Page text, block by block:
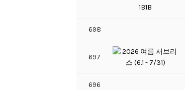
698
697
696